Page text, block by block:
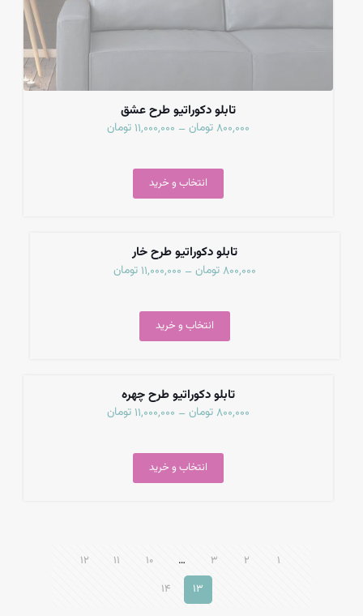
تابلو دکوراتیو طرح عشق
800,000تومان–
11,000,000 تومان
انتخاب و خرید
تابلو دکوراتیو طرح خار
800,000تومان–
11,000,000 تومان
انتخاب و خرید
تابلو دکوراتیو طرح چهره
800,000تومان–
11,000,000 تومان
انتخاب و خرید
1
2
3
…
10
11
12
13
14